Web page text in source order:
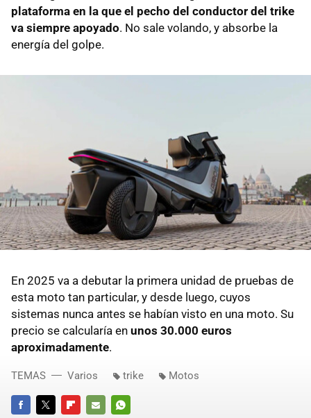
plataforma en la que el pecho del conductor del trike
va siempre apoyado. No sale volando, y absorbe la
energía del golpe.
En 2025 va a debutar la primera unidad de pruebas de
esta moto tan particular, y desde luego, cuyos
sistemas nunca antes se habían visto en una moto. Su
precio se calcularía en unos 30.000 euros
aproximadamente.
TEMAS Varios trike Motos